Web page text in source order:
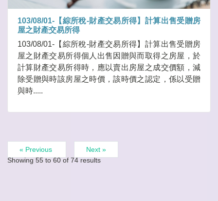
103/08/01-【綜所稅-財產交易所得】計算出售受贈房
屋之財產交易所得
103/08/01-【綜所稅-財產交易所得】計算出售受贈房
屋之財產交易所得個人出售因贈與而取得之房屋，於
計算財產交易所得時，應以賣出房屋之成交價額，減
除受贈與時該房屋之時價，該時價之認定，係以受贈
與時.....
« Previous
Next »
Showing 55 to 60 of 74 results